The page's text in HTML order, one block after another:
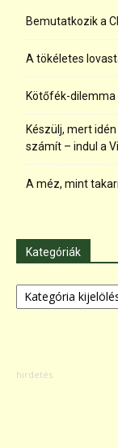
Bemutatkozik a
A tökéletes
Kötőfék-dilemma
Készülj, mert
számít – indul a
A méz, mint
Kategóriák
Kategóriák